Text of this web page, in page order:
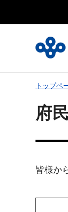
トップペ
府
皆様か